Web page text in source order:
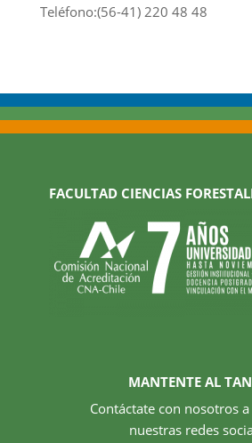
Teléfono:(56-41) 220 48 48
FACULTAD CIENCIAS
MANTENTE AL
Contáctate con nosotros
nuestras redes